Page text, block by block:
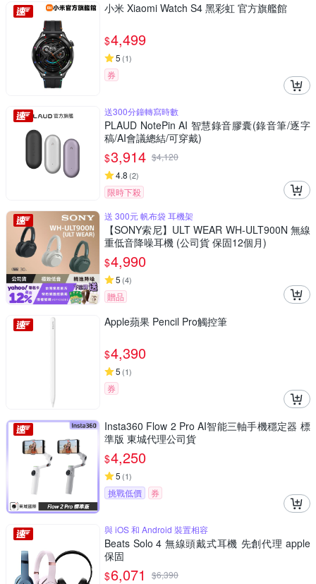
小米 Xiaomi Watch S4 黑彩虹 官方旗艦館
$4,499
5 (1)
券
送300分鐘轉寫時數
PLAUD NotePin AI 智慧錄音膠囊(錄音筆/逐字
稿/AI會議總結/可穿戴)
$3,914 $4,120
4.8 (2)
限時下殺
送 300元 帆布袋 耳機架
【SONY索尼】ULT WEAR WH-ULT900N 無線
重低音降噪耳機 (公司貨 保固12個月)
$4,990
5 (4)
贈品
Apple蘋果 Pencil Pro觸控筆
$4,390
5 (1)
券
Insta360 Flow 2 Pro AI智能三軸手機穩定器 標
準版 東城代理公司貨
$4,250
5 (1)
挑戰低價 券
與 iOS 和 Android 裝置相容
Beats Solo 4 無線頭戴式耳機 先創代理 apple
保固
$6,071 $6,390